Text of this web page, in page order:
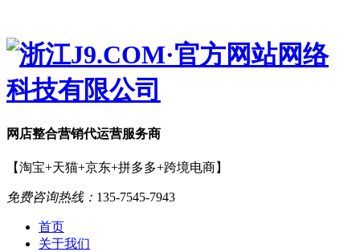
网店整合营销代运营服务商
【淘宝+天猫+京东+拼多多+跨境电商】
免费咨询热线： 135-7545-7943
首页
关于我们